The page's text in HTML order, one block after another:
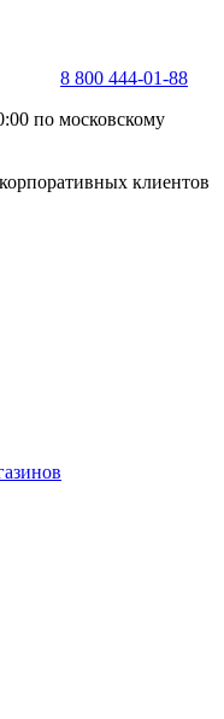
8 800 444-01-88
по московскому
клиентов